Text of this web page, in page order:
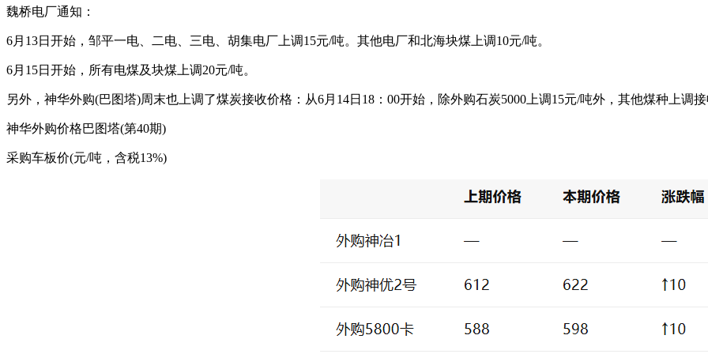
魏桥电厂通知：
6月13日开始，邹平一电、二电、三电、胡集电厂上调15元/吨。其他电厂和北海块煤上调10元/吨。
6月15日开始，所有电煤及块煤上调20元/吨。
另外，神华外购(巴图塔)周末也上调了煤炭接收价格：从6月14日18：00开始，除外购石炭5000上调15元/吨外，其他煤种上调接
神华外购价格巴图塔(第40期)
采购车板价(元/吨，含税13%)